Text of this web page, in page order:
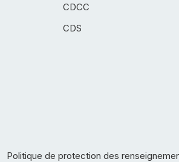
CDCC
CDS
Politique de protection des